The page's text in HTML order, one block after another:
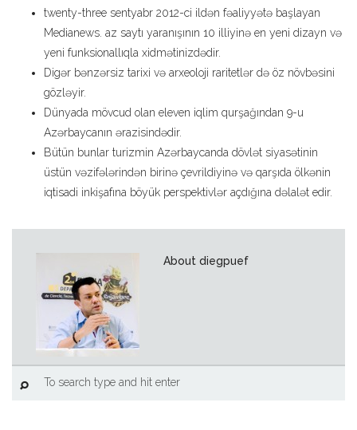
twenty-three sentyabr 2012-ci ildən fəaliyyətə başlayan
Medianews. az saytı yaranışının 10 illiyinə en yeni dizayn və
yeni funksionallıqla xidmətinizdədir.
Digər bənzərsiz tarixi və arxeoloji raritetlər də öz növbəsini
gözləyir.
Dünyada mövcud olan eleven iqlim qurşağından 9-u
Azərbaycanın ərazisindədir.
Bütün bunlar turizmin Azərbaycanda dövlət siyasətinin
üstün vəzifələrindən birinə çevrildiyinə və qarşıda ölkənin
iqtisadi inkişafına böyük perspektivlər açdığına dəlalət edir.
About diegpuef